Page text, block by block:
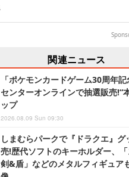
関連ニュース
「ポケモンカードゲーム30周年
センターオンラインで抽選販売!“
ップ
2026.08.09 Sun 09:30
しまむらパークで『ドラクエ』
売!歴代ソフトのキーホルダー、
剣&盾」などのメタルフィギュア